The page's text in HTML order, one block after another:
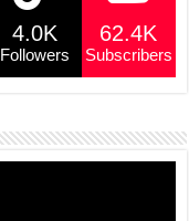
4.0K
Followers
62.4K
Subscribers